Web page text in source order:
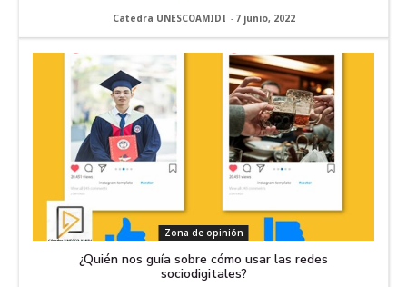
Catedra UNESCOAMIDI - 7 junio, 2022
Zona de opinión
¿Quién nos guía sobre cómo usar las redes
sociodigitales?